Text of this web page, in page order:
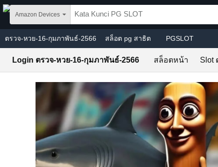
Skip to main content
Amazon Devices
ตรวจ-หวย-16-กุมภาพันธ์-2566 สล็อต pg สาธิต PGSLOT
Login ตรวจ-หวย-16-กุมภาพันธ์-2566 สล็อตหน้า Slot